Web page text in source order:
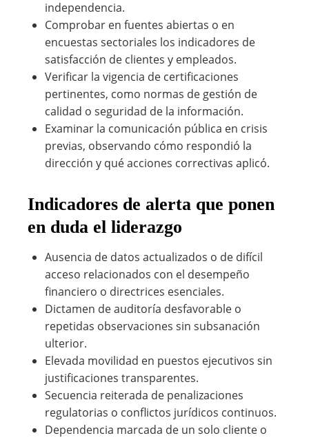
independencia.
Comprobar en fuentes abiertas o en
encuestas sectoriales los indicadores de
satisfacción de clientes y empleados.
Verificar la vigencia de certificaciones
pertinentes, como normas de gestión de
calidad o seguridad de la información.
Examinar la comunicación pública en crisis
previas, observando cómo respondió la
dirección y qué acciones correctivas aplicó.
Indicadores de alerta que ponen
en duda el liderazgo
Ausencia de datos actualizados o de difícil
acceso relacionados con el desempeño
financiero o directrices esenciales.
Dictamen de auditoría desfavorable o
repetidas observaciones sin subsanación
ulterior.
Elevada movilidad en puestos ejecutivos sin
justificaciones transparentes.
Secuencia reiterada de penalizaciones
regulatorias o conflictos jurídicos continuos.
Dependencia marcada de un solo cliente o